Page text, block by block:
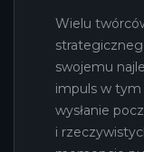
Wielu
swojemu
impuls w
wysłanie
i